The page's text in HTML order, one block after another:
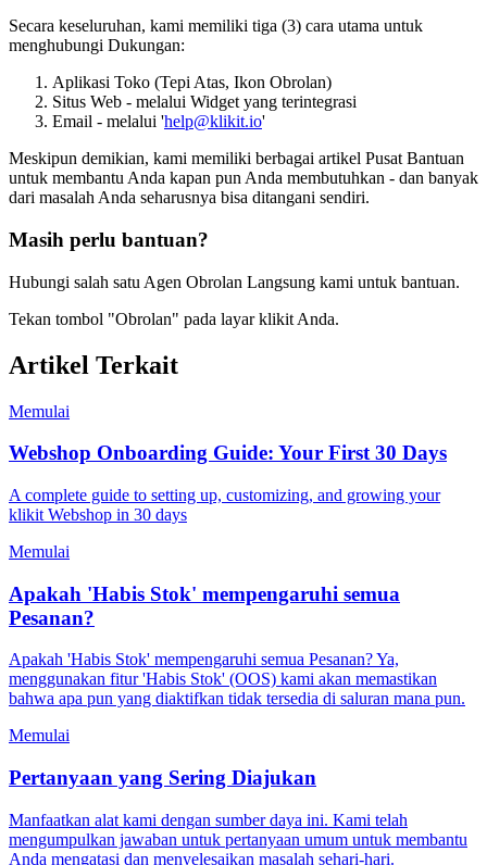
Secara keseluruhan, kami memiliki tiga (3) cara utama untuk
menghubungi Dukungan:
Aplikasi Toko (Tepi Atas, Ikon Obrolan)
Situs Web - melalui Widget yang terintegrasi
Email - melalui 'help@klikit.io'
Meskipun demikian, kami memiliki berbagai artikel Pusat Bantuan
untuk membantu Anda kapan pun Anda membutuhkan - dan banyak
dari masalah Anda seharusnya bisa ditangani sendiri.
Masih perlu bantuan?
Hubungi salah satu Agen Obrolan Langsung kami untuk bantuan.
Tekan tombol "Obrolan" pada layar klikit Anda.
Artikel Terkait
Memulai
Webshop Onboarding Guide: Your First 30 Days
A complete guide to setting up, customizing, and growing your
klikit Webshop in 30 days
Memulai
Apakah 'Habis Stok' mempengaruhi semua
Pesanan?
Apakah 'Habis Stok' mempengaruhi semua Pesanan? Ya,
menggunakan fitur 'Habis Stok' (OOS) kami akan memastikan
bahwa apa pun yang diaktifkan tidak tersedia di saluran mana pun.
Memulai
Pertanyaan yang Sering Diajukan
Manfaatkan alat kami dengan sumber daya ini. Kami telah
mengumpulkan jawaban untuk pertanyaan umum untuk membantu
Anda mengatasi dan menyelesaikan masalah sehari-hari.